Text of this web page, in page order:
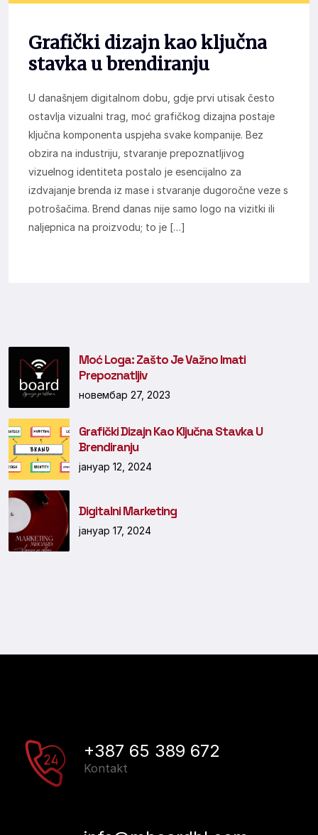
Grafički dizajn kao ključna
stavka u brendiranju
U današnjem digitalnom dobu, gdje prvi utisak često
ostavlja vizualni trag, moć grafičkog dizajna postaje
ključna komponenta uspjeha svake kompanije. Bez
obzira na industriju, stvaranje prepoznatljivog
vizuelnog identiteta postalo je esencijalno za
izdvajanje brenda iz mase i stvaranje dugoročne veze s
potrošačima. Brend danas nije samo logo na vizitki ili
naljepnica na proizvodu; to je […]
Moć Loga: Zašto Je Važno Imati
Prepoznatljiv
новембар 27, 2023
Grafički Dizajn Kao Ključna Stavka U
Brendiranju
јануар 12, 2024
Digitalni Marketing
јануар 17, 2024
+387 65 389 672
Kontakt